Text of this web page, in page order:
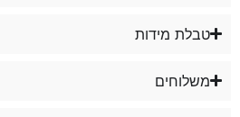
טבלת מידות
משלוחים